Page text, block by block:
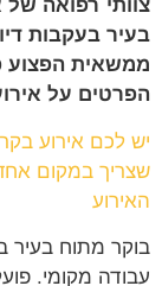
רפואה של
בעקבות
הפצוע פונה
על אירוע
אירוע בקרות
במקום אחד
מתוח בעיר בת